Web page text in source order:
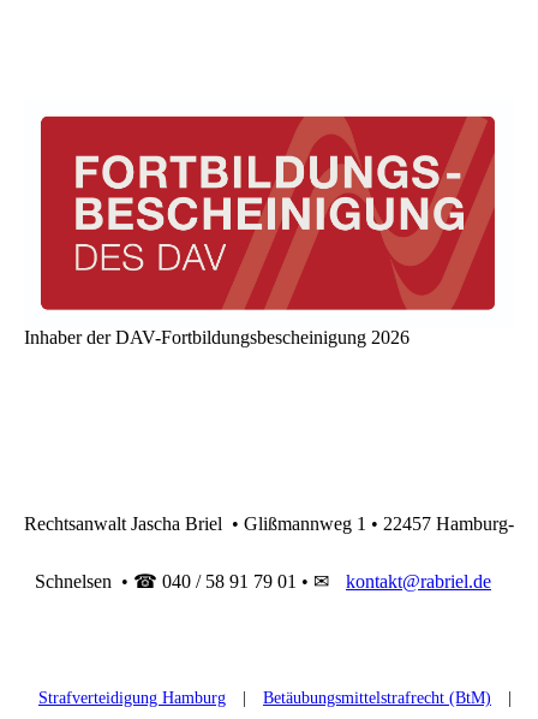
Inhaber der DAV-Fortbildungsbescheinigung 2026
Rechtsanwalt Jascha Briel • Glißmannweg 1 • 22457 Hamburg-
Schnelsen • ☎ 040 / 58 91 79 01 • ✉ kontakt@rabriel.de
Strafverteidigung Hamburg Betäubungsmittelstrafrecht (BtM)